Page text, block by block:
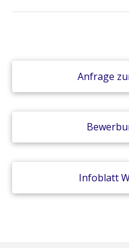
Anfrage
Infoblatt